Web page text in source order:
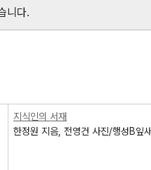
니다.
지식인의 서재
한정원 지음, 전영건 사진/행성B잎